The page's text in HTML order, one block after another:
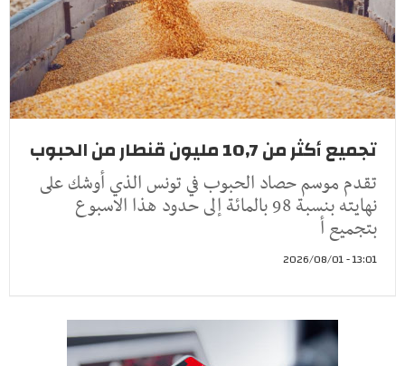
تجميع أكثر من 10,7 مليون قنطار من الحبوب
تقدم موسم حصاد الحبوب في تونس الذي أوشك على
نهايته بنسبة 98 بالمائة إلى حدود هذا الاسبوع
بتجميع أ
13:01 - 2026/08/01